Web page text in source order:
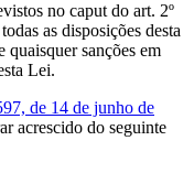
no caput do art. 2º
as disposições desta
quaisquer sanções em
Lei.
de 14 de junho de
acrescido do seguinte